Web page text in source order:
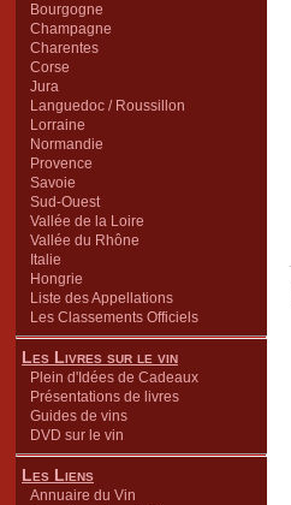
Bourgogne
Champagne
Charentes
Corse
Jura
Languedoc / Roussillon
Lorraine
Normandie
Provence
Savoie
Sud-Ouest
Vallée de la Loire
Vallée du Rhône
Italie
Hongrie
Liste des Appellations
Les Classements Officiels
Les Livres sur le vin
Plein d'Idées de Cadeaux
Présentations de livres
Guides de vins
DVD sur le vin
Les Liens
Annuaire du Vin